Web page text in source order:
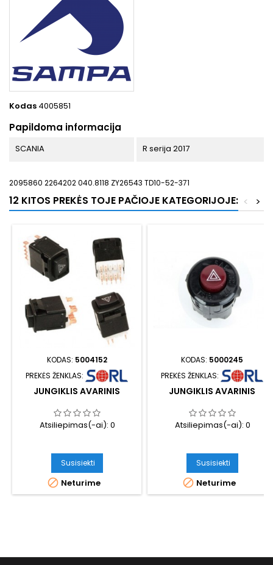
Kodas 4005851
Papildoma informacija
SCANIA R serija 2017
2095860 2264202 040.8118 ZY26543 TD10-52-371
12 KITOS PREKĖS TOJE PAČIOJE KATEGORIJOJE: >
<
KODAS: 5004152
PREKĖS ŽENKLAS:
JUNGIKLIS AVARINIS
Atsiliepimas(-ai): 0
Susisiekti
 Neturime
KODAS: 5000245
PREKĖS ŽENKLAS:
JUNGIKLIS AVARINIS
Atsiliepimas(-ai): 0
Susisiekti
 Neturime